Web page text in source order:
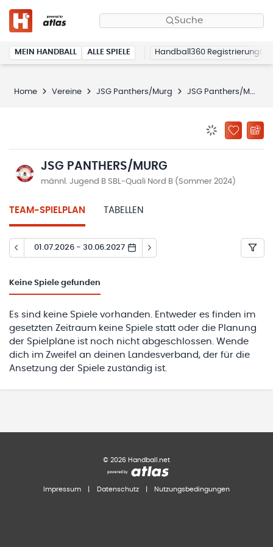
Suche
MEIN HANDBALL ALLE SPIELE Handball360 Registrierung
Home Vereine JSG Panthers/Murg JSG Panthers/Murg
ZU
JSG PANTHERS/MURG
männl. Jugend B SBL-Quali Nord B (Sommer 2024)
TEAM-SPIELPLAN TABELLEN
01.07.2026 - 30.06.2027
Keine Spiele gefunden
Es sind keine Spiele vorhanden. Entweder es finden im
gesetzten Zeitraum keine Spiele statt oder die Planung
der Spielpläne ist noch nicht abgeschlossen. Wende
dich im Zweifel an deinen Landesverband, der für die
Ansetzung der Spiele zuständig ist.
© 2026 Handball.net
Impressum Datenschutz Nutzungsbedingungen